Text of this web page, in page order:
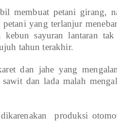
membuat petani girang,
yang terlanjur
sayuran lantaran tak
tahun terakhir.
dan jahe yang
dan lada malah
produksi